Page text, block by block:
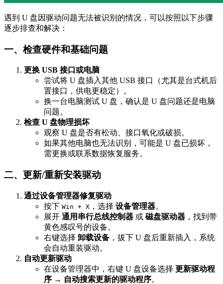
遇到 U 盘因驱动问题无法被识别的情况，可以按照以下步骤
逐步排查和解决：
一、检查硬件和基础问题
更换 USB 接口或电脑
尝试将 U 盘插入其他 USB 接口（尤其是台式机后
置接口，供电更稳定）。
换一台电脑测试 U 盘，确认是 U 盘问题还是电脑
问题。
检查 U 盘物理损坏
观察 U 盘是否有松动、接口氧化或破损。
如果其他电脑也无法识别，可能是 U 盘已损坏，
需更换或联系数据恢复服务。
二、更新/重新安装驱动
通过设备管理器修复驱动
按下 Win + X ，选择 设备管理器。
展开 通用串行总线控制器 或 磁盘驱动器 ，找到带
黄色感叹号的设备。
右键选择 卸载设备 ，拔下 U 盘后重新插入，系统
会自动重装驱动。
自动更新驱动
在设备管理器中，右键 U 盘设备选择 更新驱动程
序 → 自动搜索更新的驱动程序。